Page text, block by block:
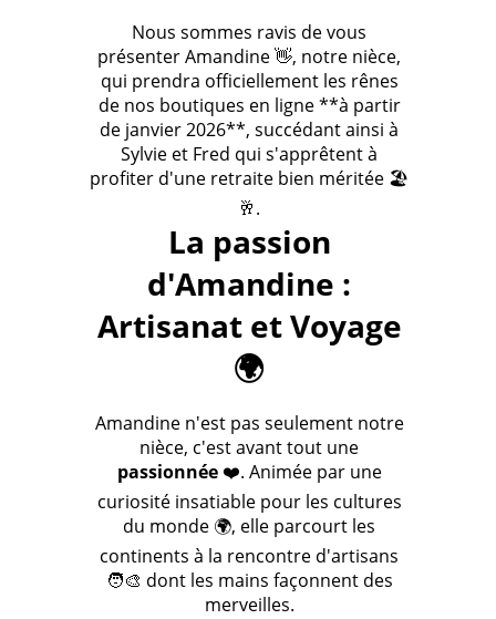
Nous sommes ravis de vous
présenter Amandine 👋, notre nièce,
qui prendra officiellement les rênes
de nos boutiques en ligne **à partir
de janvier 2026**, succédant ainsi à
Sylvie et Fred qui s'apprêtent à
profiter d'une retraite bien méritée 🏖️
🥂.
La passion
d'Amandine :
Artisanat et Voyage
🌍
Amandine n'est pas seulement notre
nièce, c'est avant tout une
passionnée❤️. Animée par une
curiosité insatiable pour les cultures
du monde 🌍, elle parcourt les
continents à la rencontre d'artisans
🧑‍🎨 dont les mains façonnent des
merveilles.